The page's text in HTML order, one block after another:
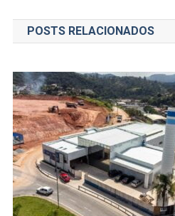
de
Post
POSTS RELACIONADOS